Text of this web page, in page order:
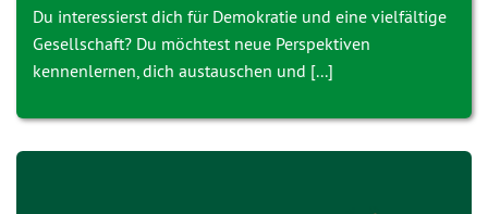
Du interessierst dich für Demokratie und eine vielfältige
Gesellschaft? Du möchtest neue Perspektiven
kennenlernen, dich austauschen und [...]